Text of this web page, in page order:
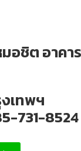
ชิต อาคา
เทพฯ
731-8524